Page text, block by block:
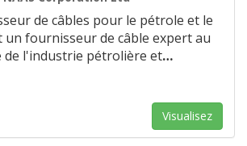
de câbles pour le pétrole et le
un fournisseur de câble expert au
de l'industrie pétrolière et…
Visualisez